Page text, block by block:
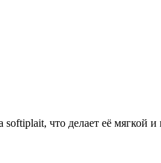
что делает её мягкой